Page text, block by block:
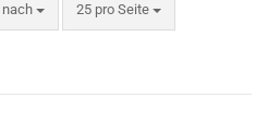
25 pro Seite